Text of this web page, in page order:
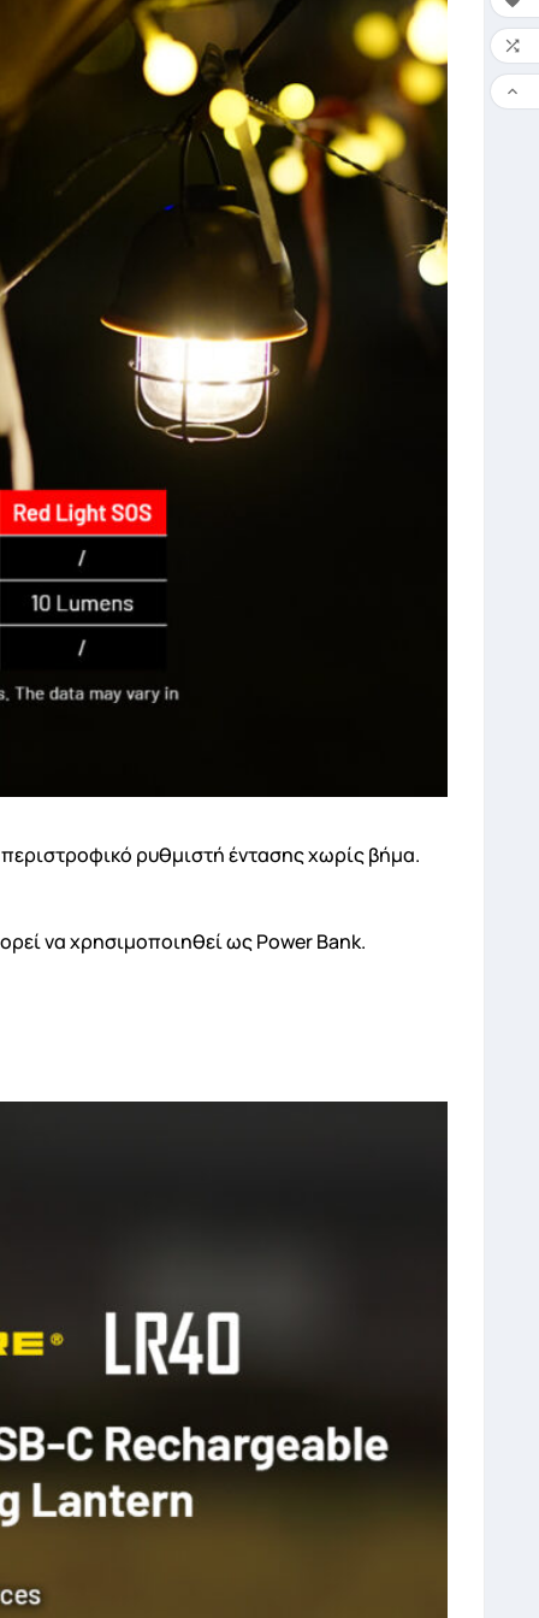
περιστροφικό ρυθμιστή έντασης χωρίς βήμα.
να χρησιμοποιηθεί ως Power Bank.

